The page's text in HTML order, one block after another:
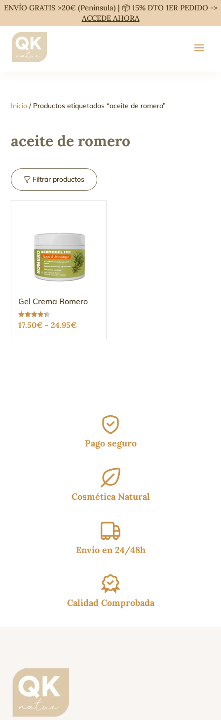
ENVÍO GRATIS >20€ (Península) | 📦 15% DTO 1ER PEDIDO ->
ACCEDE AHORA
Inicio / Productos etiquetados “aceite de romero”
aceite de romero
Filtrar productos
Gel Crema Romero
Valorado
con
de 5
17.50€ - 24.95€
de
Pago seguro
Cosmética Natural
Envío en 24/48h
Calidad Comprobada